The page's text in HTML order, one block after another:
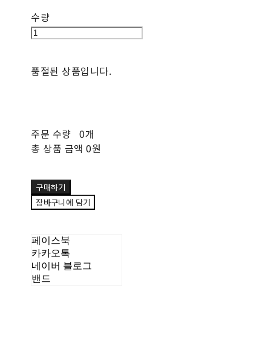
수량
품절된 상품입니다.
주문 수량 0개
총 상품 금액 0원
구매하기
장바구니에 담기
페이스북
카카오톡
네이버 블로그
밴드